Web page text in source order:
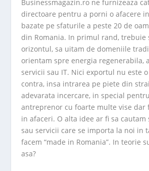
Businessmagazin.ro ne furnizeaza
directoare pentru a porni o afacere
bazate pe sfaturile a peste 20 de
din Romania. In primul rand, trebuie
orizontul, sa uitam de domeniile
orientam spre energia regenerabila,
servicii sau IT. Nici exportul nu este
contra, insa intrarea pe piete din
adevarata incercare, in special
antreprenor cu foarte multe vise dar
in afaceri. O alta idee ar fi sa cautam
sau servicii care se importa la noi in
facem “made in Romania”. In teorie
asa?